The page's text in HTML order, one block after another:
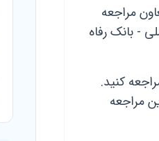
مراجعه
- بانک رفاه
کنید.
مراجعه